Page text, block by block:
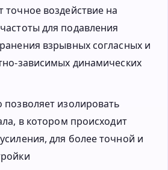
точное воздействие на
для подавления
взрывных согласных и
зависимых динамических
позволяет изолировать
в котором происходит
для более точной и